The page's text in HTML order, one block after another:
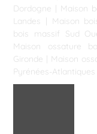
Dordogne | Maison
Landes | Maison
bois massif Sud
Maison ossature
Gironde | Maison
Pyrénées-Atlantiques